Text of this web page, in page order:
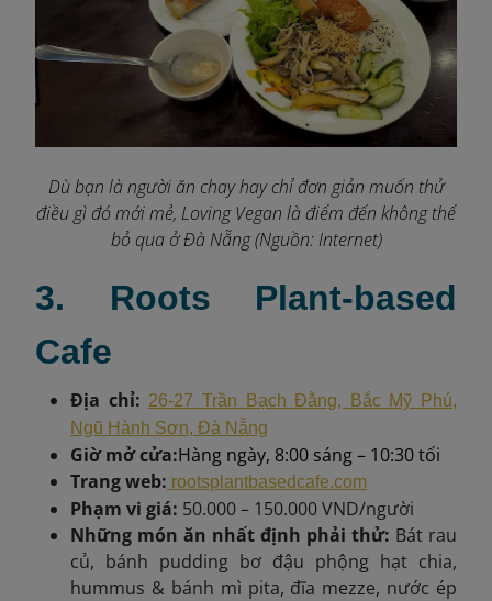
Dù bạn là người ăn chay hay chỉ đơn giản muốn thử
điều gì đó mới mẻ, Loving Vegan là điểm đến không thể
bỏ qua ở Đà Nẵng (Nguồn: Internet)
3. Roots Plant-based
Cafe
Địa chỉ: 26-27 Trần Bạch Đằng, Bắc Mỹ Phú,
Ngũ Hành Sơn, Đà Nẵng
Giờ mở cửa:Hàng ngày, 8:00 sáng – 10:30 tối
Trang web: rootsplantbasedcafe.com
Phạm vi giá: 50.000 – 150.000 VND/người
Những món ăn nhất định phải thử: Bát rau
củ, bánh pudding bơ đậu phộng hạt chia,
hummus & bánh mì pita, đĩa mezze, nước ép